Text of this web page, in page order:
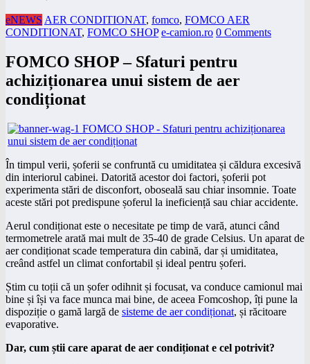
eNEWS AER CONDITIONAT, fomco, FOMCO AER
CONDITIONAT, FOMCO SHOP e-camion.ro 0 Comments
FOMCO SHOP – Sfaturi pentru
achiziționarea unui sistem de aer
condiționat
În timpul verii, șoferii se confruntă cu umiditatea și căldura excesivă
din interiorul cabinei. Datorită acestor doi factori, șoferii pot
experimenta stări de disconfort, oboseală sau chiar insomnie. Toate
aceste stări pot predispune șoferul la ineficiență sau chiar accidente.
Aerul condiționat este o necesitate pe timp de vară, atunci când
termometrele arată mai mult de 35-40 de grade Celsius. Un aparat de
aer condiționat scade temperatura din cabină, dar și umiditatea,
creând astfel un climat confortabil și ideal pentru șoferi.
Știm cu toții că un șofer odihnit și focusat, va conduce camionul mai
bine și își va face munca mai bine, de aceea Fomcoshop, îți pune la
dispoziție o gamă largă de sisteme de aer condiționat, și răcitoare
evaporative.
Dar, cum știi care aparat de aer condiționat e cel potrivit?